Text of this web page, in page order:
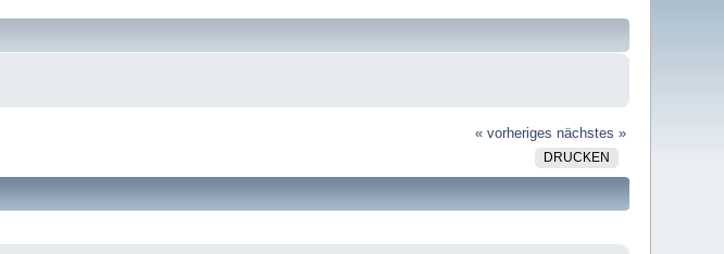
« vorheriges nächstes »
DRUCKEN